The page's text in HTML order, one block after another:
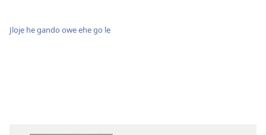
Jlọjẹ he gando owe ehe go lẹ